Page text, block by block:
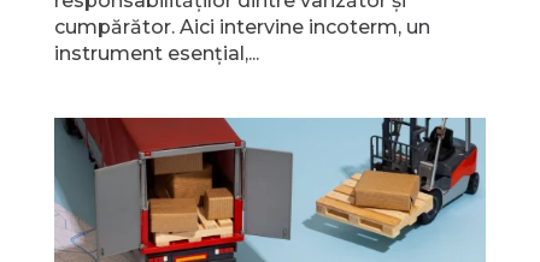
cumpărător. Aici intervine incoterm, un
instrument esențial,...